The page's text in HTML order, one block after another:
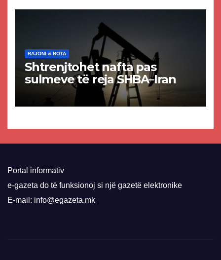
RAJONI & BOTA
Shtrenjtohet nafta pas
sulmeve të reja SHBA–Iran
Portal informativ
e-gazeta do të funksionoj si një gazetë elektronike
E-mail: info@egazeta.mk